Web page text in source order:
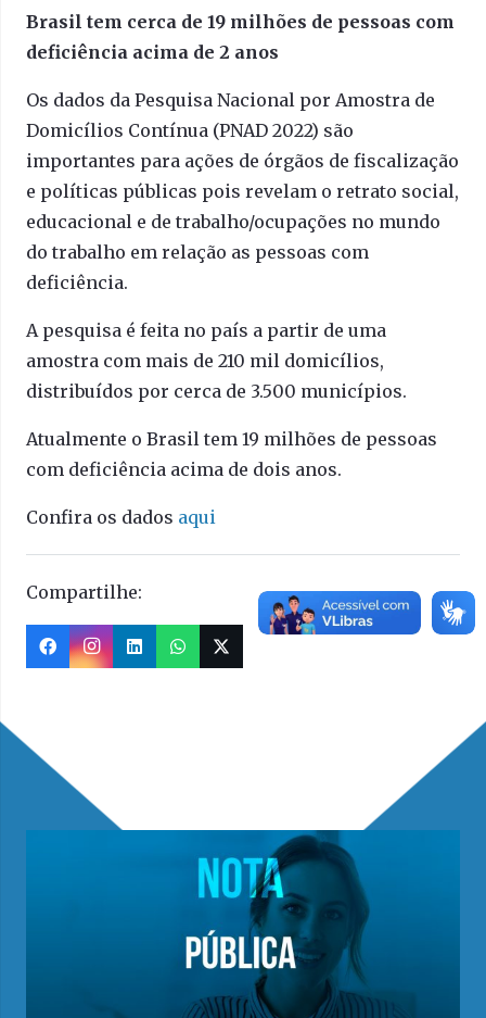
Brasil tem cerca de 19 milhões de pessoas com
deficiência acima de 2 anos
Os dados da Pesquisa Nacional por Amostra de
Domicílios Contínua (PNAD 2022) são
importantes para ações de órgãos de fiscalização
e políticas públicas pois revelam o retrato social,
educacional e de trabalho/ocupações no mundo
do trabalho em relação as pessoas com
deficiência.
A pesquisa é feita no país a partir de uma
amostra com mais de 210 mil domicílios,
distribuídos por cerca de 3.500 municípios.
Atualmente o Brasil tem 19 milhões de pessoas
com deficiência acima de dois anos.
Confira os dados aqui
Compartilhe: